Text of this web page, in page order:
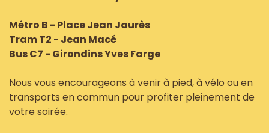
Métro B - Place Jean Jaurès
Tram T2 - Jean Macé
Bus C7 - Girondins Yves Farge
Nous vous encourageons à venir à pied, à vélo ou en
transports en commun pour profiter pleinement de
votre soirée.